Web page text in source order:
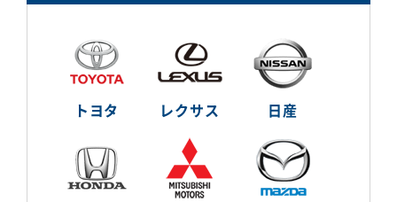
トヨタ レクサス 日産